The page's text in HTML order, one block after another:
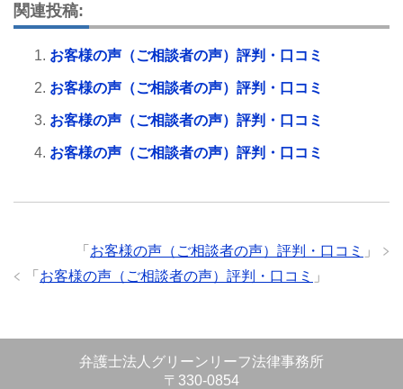
関連投稿:
お客様の声（ご相談者の声）評判・口コミ
お客様の声（ご相談者の声）評判・口コミ
お客様の声（ご相談者の声）評判・口コミ
お客様の声（ご相談者の声）評判・口コミ
「 お客様の声（ご相談者の声）評判・口コミ
」
「 お客様の声（ご相談者の声）評判・口コミ 」
弁護士法人グリーンリーフ法律事務所
〒330-0854